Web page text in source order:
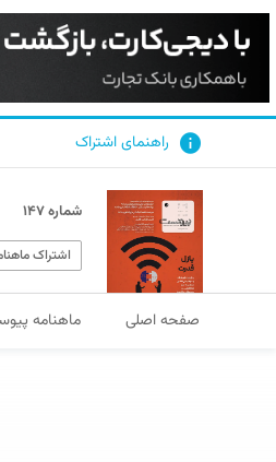
راهنمای اشتراک
شماره ۱۴۷
اشتراک
صفحه اصلی ماهنامه